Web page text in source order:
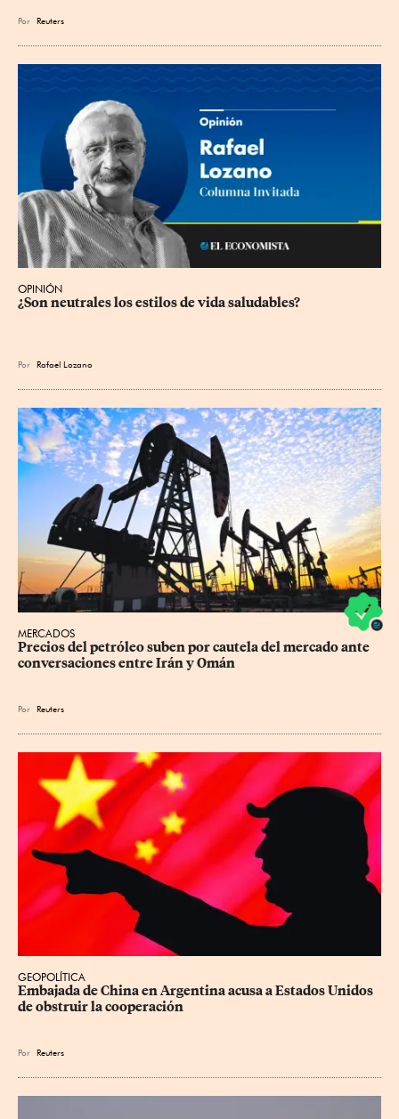
Por Reuters
OPINIÓN
¿Son neutrales los estilos de vida saludables?
Por Rafael Lozano
MERCADOS
Precios ⁠del petróleo suben por cautela del mercado ante
conversaciones entre Irán y Omán
Por Reuters
GEOPOLÍTICA
Embajada de China en Argentina acusa a Estados Unidos
de obstruir la cooperación
Por Reuters